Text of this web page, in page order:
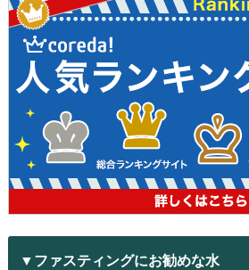
▼ファスティングにお勧めな水